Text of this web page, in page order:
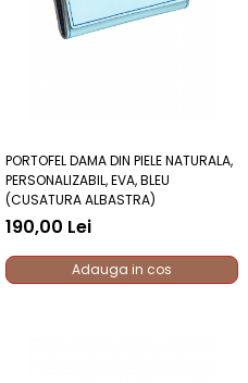
PORTOFEL DAMA DIN PIELE NATURALA,
PERSONALIZABIL, EVA, BLEU
(CUSATURA ALBASTRA)
190,00 Lei
Adauga in cos